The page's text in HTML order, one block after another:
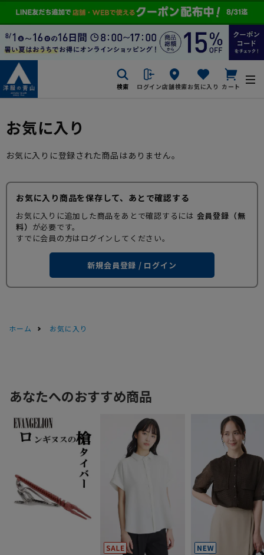
検索 ログイン店舗検索お気に入り カート
お気に入り
お気に入りに登録された商品はありません。
お気に入り商品を保存して、あとで確認する
お気に入りに追加した商品をあとで確認するには 会員登録（無
料） が必要です。
すでに会員の方はログインしてください。
新規会員登録 / ログイン
ホーム お気に入り